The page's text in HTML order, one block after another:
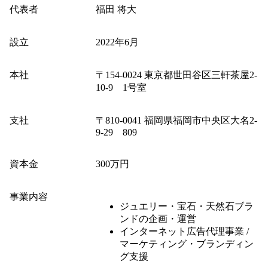
代表者 福田 将大
設立 2022年6月
本社
〒154-0024 東京都世田谷区三軒茶屋2-
10-9 1号室
支社
〒810-0041 福岡県福岡市中央区大名2-
9-29 809
資本金 300万円
事業内容
ジュエリー・宝石・天然石ブラ
ンドの企画・運営
インターネット広告代理事業 /
マーケティング・ブランディン
グ支援